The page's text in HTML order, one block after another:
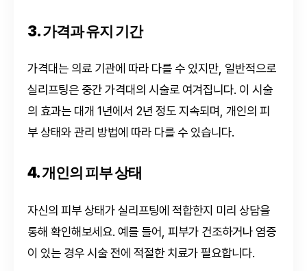
3. 가격과 유지 기간
가격대는 의료 기관에 따라 다를 수 있지만, 일반적으로
실리프팅은 중간 가격대의 시술로 여겨집니다. 이 시술
의 효과는 대개 1년에서 2년 정도 지속되며, 개인의 피
부 상태와 관리 방법에 따라 다를 수 있습니다.
4. 개인의 피부 상태
자신의 피부 상태가 실리프팅에 적합한지 미리 상담을
통해 확인해보세요. 예를 들어, 피부가 건조하거나 염증
이 있는 경우 시술 전에 적절한 치료가 필요합니다.